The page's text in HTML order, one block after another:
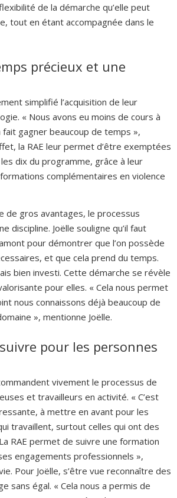
de la démarche qu’elle peut
tout en étant accompagnée dans le
précieux et une
simplifié l’acquisition de leur
« Nous avons eu moins de cours à
fait gagner beaucoup de temps »,
la RAE leur permet d’être exemptées
dix du programme, grâce à leur
complémentaires en violence
de gros avantages, le processus
discipline. Joëlle souligne qu’il faut
pour démontrer que l’on possède
et que cela prend du temps.
bien investi. Cette démarche se révèle
pour elles. « Cela nous permet
nous connaissons déjà beaucoup de
», mentionne Joëlle.
pour les personnes
vivement le processus de
et travailleurs en activité. « C’est
à mettre en avant pour les
travaillent, surtout celles qui ont des
RAE permet de suivre une formation
engagements professionnels »,
Pour Joëlle, s’être vue reconnaître des
sans égal. « Cela nous a permis de